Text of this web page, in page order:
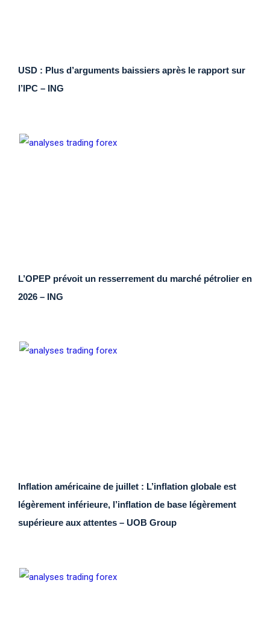
USD : Plus d’arguments baissiers après le rapport sur
l’IPC – ING
L’OPEP prévoit un resserrement du marché pétrolier en
2026 – ING
Inflation américaine de juillet : L’inflation globale est
légèrement inférieure, l’inflation de base légèrement
supérieure aux attentes – UOB Group